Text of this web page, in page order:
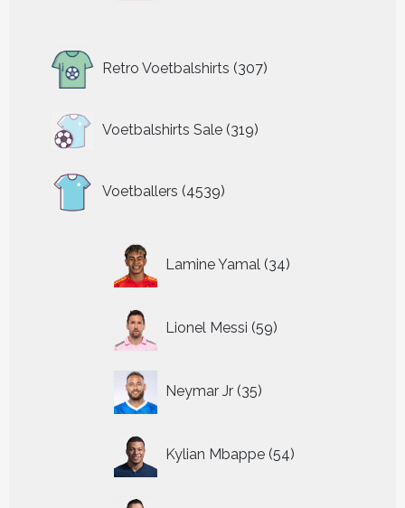
Retro Voetbalshirts 307
producten
Voetbalshirts Sale 319
319
producten
Voetballers 4539
producten
Lamine Yamal 34
producten
Lionel Messi 59
producten
Neymar Jr 35
producten
Kylian Mbappe 54
producten